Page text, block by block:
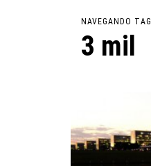
NAVEGANDO TAG
3 mil